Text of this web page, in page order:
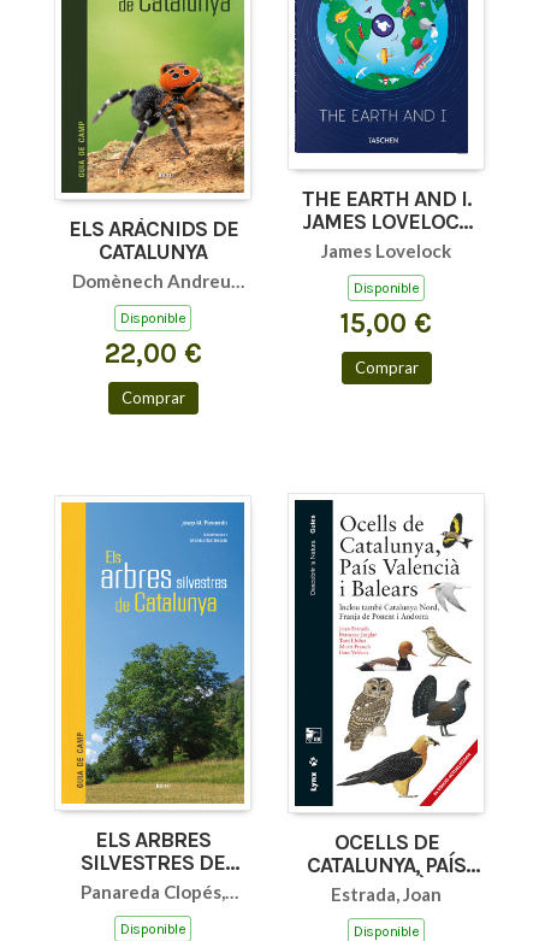
ELS ARÀCNIDS DE
CATALUNYA
Domènech Andreu,
Adrià / Arnedo
Lombarte, Miquel
Àngel
Disponible
22,00 €
Comprar
THE EARTH AND I.
JAMES LOVELOCK
ET AL. GB (PO)
James Lovelock
Disponible
15,00 €
Comprar
ELS ARBRES
SILVESTRES DE
CATALUNYA
Panareda Clopés,
Josep M
Disponible
OCELLS DE
CATALUNYA, PAÍS
VALENCIÀ I
BALEARS
Estrada, Joan
Disponible